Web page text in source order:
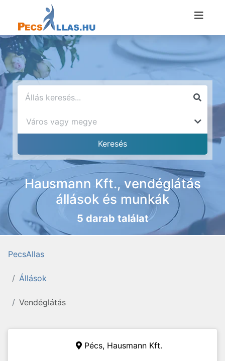
Hausmann Kft., vendéglátás
állások és munkák
5 darab találat
PecsAllas
Állások
Vendéglátás
Pécs, Hausmann Kft.